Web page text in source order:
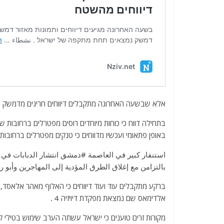
אלא שבשעה האחרונה מתקבלים דיווחים חריגים מדמשק
בתחילה דווח כי כוחות מיוחדים רוסים מפטרלים
באופן פתאומי ועכשיו מדווחים כי טנקים מפטרלים
استنفار كبير في العاصمة #دمشق انتشار الدبابات
بالتزامن مع إغلاق الطرق المؤدية إلى المهاجرين وأبو
אלדימאס שם נמצאת מפקדת דיויזיה 4 .
מקורות זרים טוענים כי ישראל עשתה הערב שימוש